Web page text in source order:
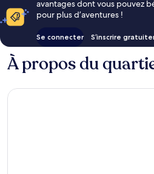
avantages dont vous pouvez
pour plus d’aventures !
Se connecter S’inscrire
À propos du